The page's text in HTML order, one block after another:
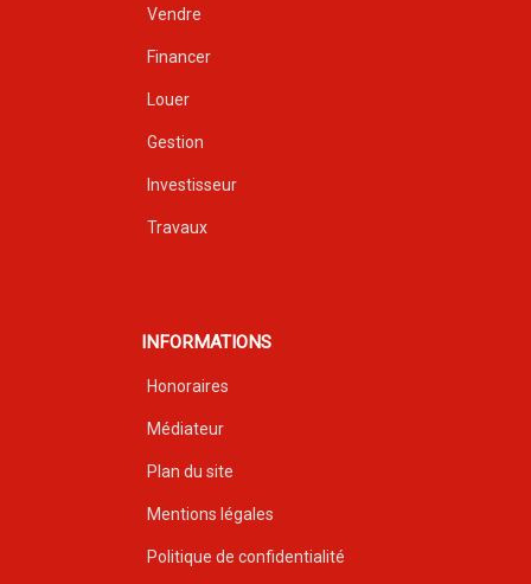
Vendre
Financer
Louer
Gestion
Investisseur
Travaux
INFORMATIONS
Honoraires
Médiateur
Plan du site
Mentions légales
Politique de confidentialité